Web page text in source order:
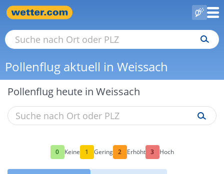
Pollenflug aktuell in Weissach
Pollenflug heute in Weissach
0 Keine 1 Gering 2 Erhöht 3 Hoch